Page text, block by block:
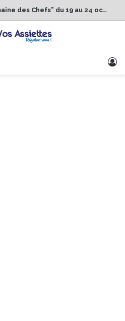
1er Édition de “La Semaine des Chefs” du 19 au 24 octobre 2026